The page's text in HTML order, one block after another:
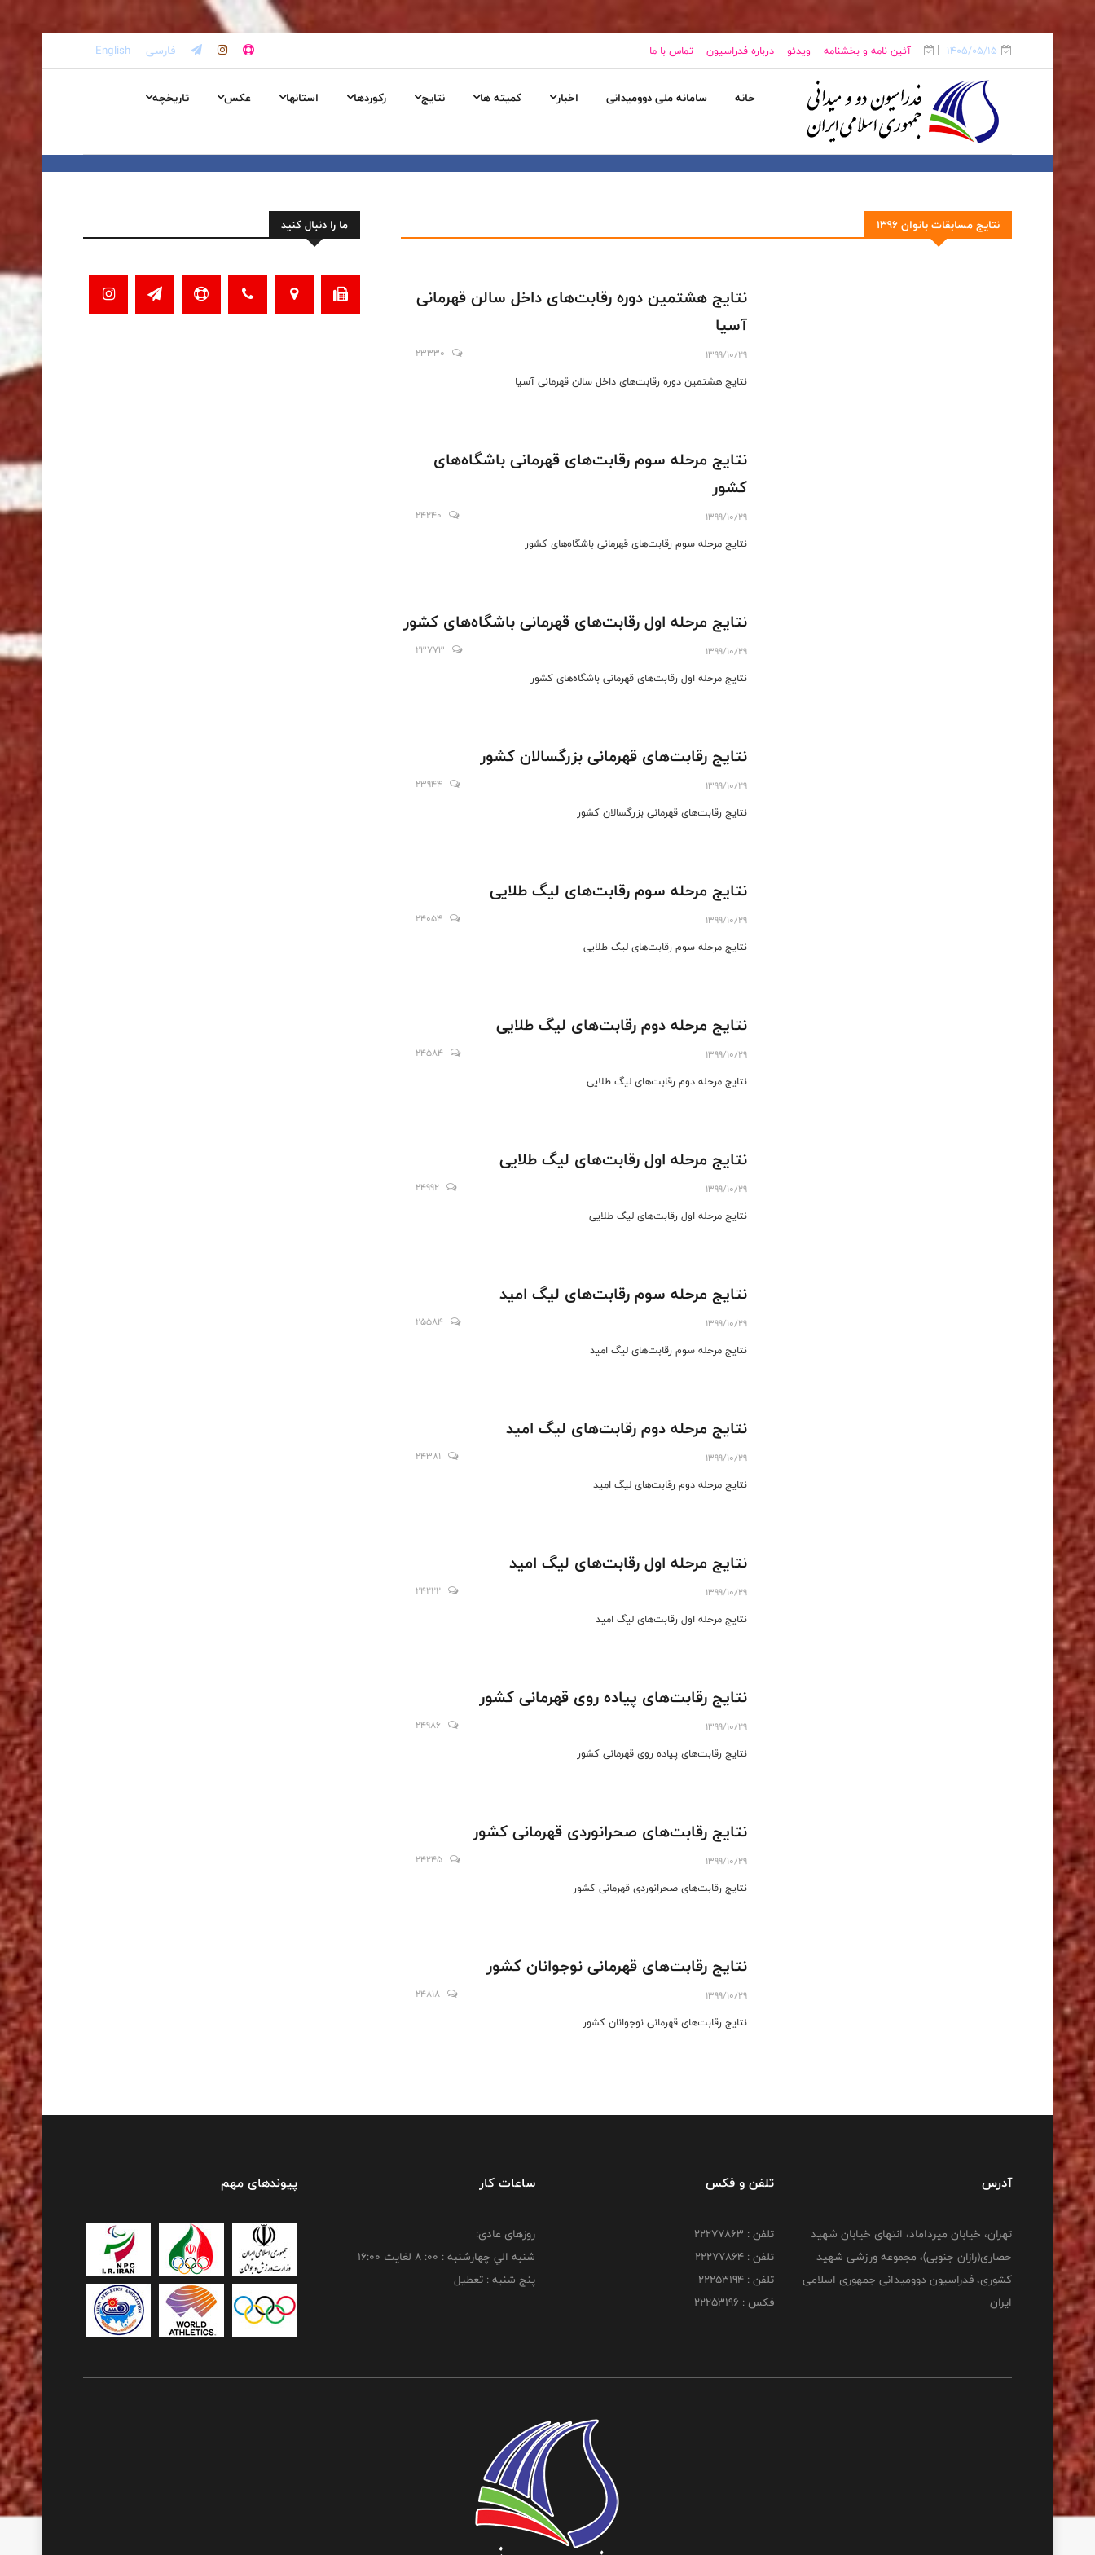
1405/05/15 آئین نامه و بخشنامه ویدئو درباره فدراسیون تماس با ما فارسی English
خانه سامانه ملی دوومیدانی اخبار کمیته ها نتایج رکوردها استانها عکس تاریخچه
نتایج مسابقات بانوان 1396
نتایج هشتمین دوره رقابت‌های داخل سالن قهرمانی
آسیا
1399/10/29
23330
نتایج هشتمین دوره رقابت‌های داخل سالن قهرمانی آسیا
نتایج مرحله سوم رقابت‌های قهرمانی باشگاه‌های
کشور
1399/10/29
24240
نتایج مرحله سوم رقابت‌های قهرمانی باشگاه‌های کشور
نتایج مرحله اول رقابت‌های قهرمانی باشگاه‌های کشور
1399/10/29
23773
نتایج مرحله اول رقابت‌های قهرمانی باشگاه‌های کشور
نتایج رقابت‌های قهرمانی بزرگسالان کشور
1399/10/29
23944
نتایج رقابت‌های قهرمانی بزرگسالان کشور
نتایج مرحله سوم رقابت‌های لیگ طلایی
1399/10/29
24054
نتایج مرحله سوم رقابت‌های لیگ طلایی
نتایج مرحله دوم رقابت‌های لیگ طلایی
1399/10/29
24584
نتایج مرحله دوم رقابت‌های لیگ طلایی
نتایج مرحله اول رقابت‌های لیگ طلایی
1399/10/29
24992
نتایج مرحله اول رقابت‌های لیگ طلایی
نتایج مرحله سوم رقابت‌های لیگ امید
1399/10/29
25584
نتایج مرحله سوم رقابت‌های لیگ امید
نتایج مرحله دوم رقابت‌های لیگ امید
1399/10/29
24381
نتایج مرحله دوم رقابت‌های لیگ امید
نتایج مرحله اول رقابت‌های لیگ امید
1399/10/29
24222
نتایج مرحله اول رقابت‌های لیگ امید
نتایج رقابت‌های پیاده روی قهرمانی کشور
1399/10/29
24986
نتایج رقابت‌های پیاده روی قهرمانی کشور
نتایج رقابت‌های صحرانوردی قهرمانی کشور
1399/10/29
24245
نتایج رقابت‌های صحرانوردی قهرمانی کشور
نتایج رقابت‌های قهرمانی نوجوانان کشور
1399/10/29
24818
نتایج رقابت‌های قهرمانی نوجوانان کشور
ما را دنبال کنید
آدرس
تهران، خیابان میرداماد، انتهای خیابان شهید
حصاری(رازان جنوبی)، مجموعه ورزشی شهید
کشوری، فدراسیون دوومیدانی جمهوری اسلامی
ایران
تلفن و فکس
تلفن : 22277863
تلفن : 22277864
تلفن : 22253194
فکس : 22253196
ساعات کار
روزهای عادی:
شنبه الي چهارشنبه : 00: 8 لغايت 16:00
پنج شنبه : تعطیل
پیوندهای مهم